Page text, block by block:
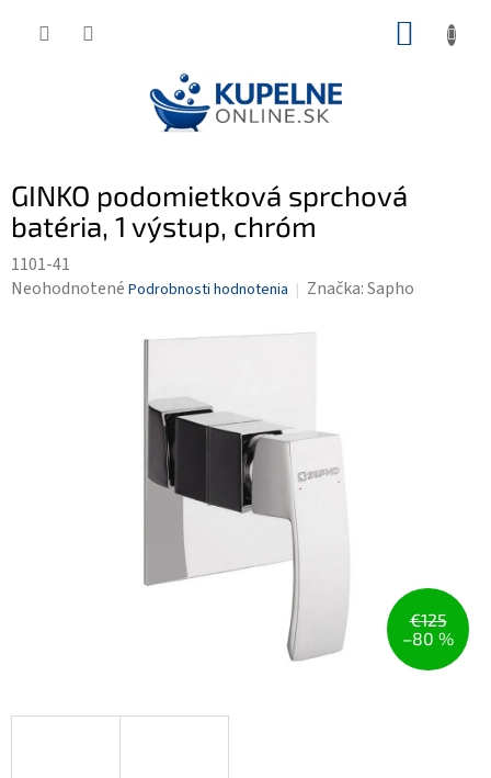
GINKO podomietková sprchová
batéria, 1 výstup, chróm
1101-41
Priemerné
Neohodnotené Podrobnosti hodnotenia Značka:Sapho
€125
–80 %